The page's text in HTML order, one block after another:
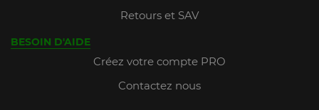
Retours et SAV
BESOIN D'AIDE
Créez votre compte PRO
Contactez nous